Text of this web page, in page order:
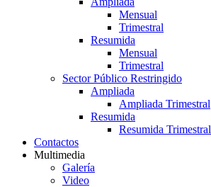
Mensual
Trimestral
Resumida
Mensual
Trimestral
Sector Público Restringido
Ampliada
Ampliada Trimestral
Resumida
Resumida Trimestral
Contactos
Multimedia
Galería
Video